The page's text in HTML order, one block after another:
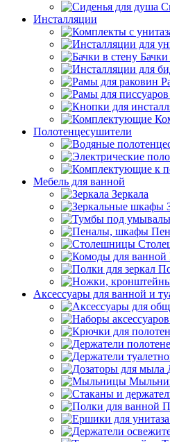
Инсталляции
Бачки
Полотенцесушители
Мебель для ванной
Зеркала
Аксессуары для ванной и